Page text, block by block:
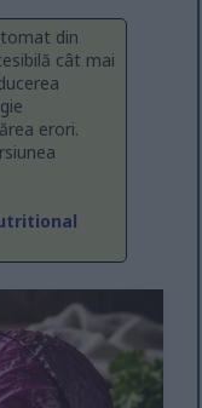
din
cât mai
erori.